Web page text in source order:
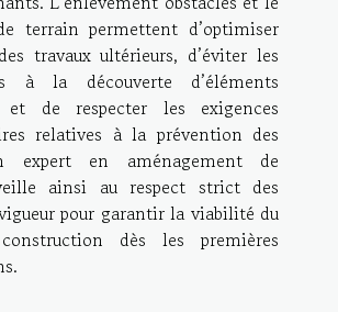
terrain permettent d’optimiser
travaux ultérieurs, d’éviter les
à la découverte d’éléments
et de respecter les exigences
relatives à la prévention des
expert en aménagement de
ainsi au respect strict des
pour garantir la viabilité du
dès les premières